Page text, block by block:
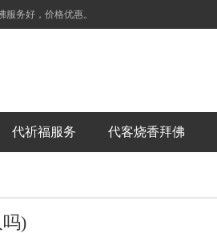
务好，价格优惠。
代祈福服务 代客烧香拜佛
)